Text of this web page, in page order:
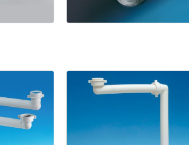
1945Pilette
Basketper